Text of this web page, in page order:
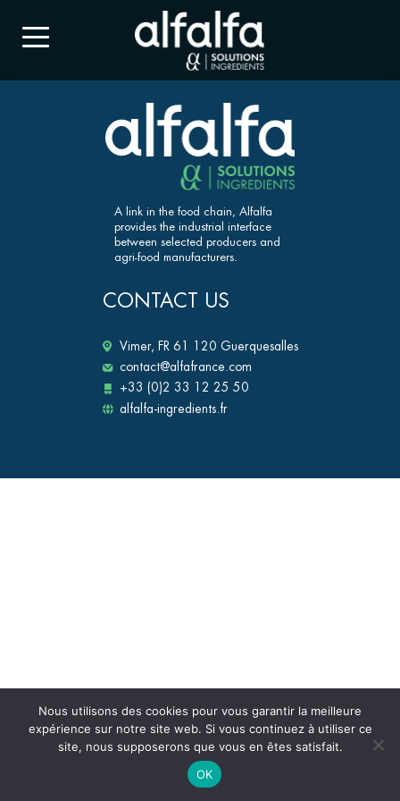
A link in the food chain, Alfalfa
provides the industrial interface
between selected producers and
agri-food manufacturers.
CONTACT US
Vimer, FR 61 120 Guerquesalles
contact@alfafrance.com
+33 (0)2 33 12 25 50
alfalfa-ingredients.fr
Nous utilisons des cookies pour vous garantir la meilleure
expérience sur notre site web. Si vous continuez à utiliser ce
site, nous supposerons que vous en êtes satisfait.
OK